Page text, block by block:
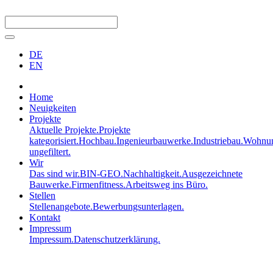
DE
EN
Home
Neuigkeiten
Projekte
Aktuelle Projekte.Projekte
kategorisiert.Hochbau.Ingenieurbauwerke.Industriebau.
ungefiltert.
Wir
Das sind wir.BIN-GEO.Nachhaltigkeit.Ausgezeichnete
Bauwerke.Firmenfitness.Arbeitsweg ins Büro.
Stellen
Stellenangebote.Bewerbungsunterlagen.
Kontakt
Impressum
Impressum.Datenschutzerklärung.